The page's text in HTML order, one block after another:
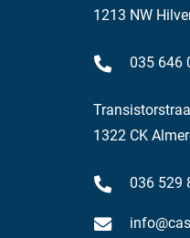
De
Huishoudelijk
Er is een
signing/-
en
afspraken in
1213 NW
035 646
1322 CK
036 529